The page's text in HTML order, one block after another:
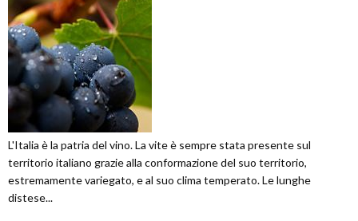
L'Italia è la patria del vino. La vite è sempre stata presente sul
territorio italiano grazie alla conformazione del suo territorio,
estremamente variegato, e al suo clima temperato. Le lunghe
distese...